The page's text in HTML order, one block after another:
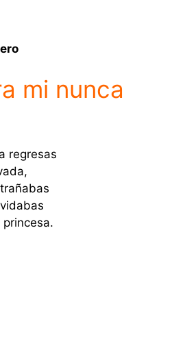
mi nunca
regresas